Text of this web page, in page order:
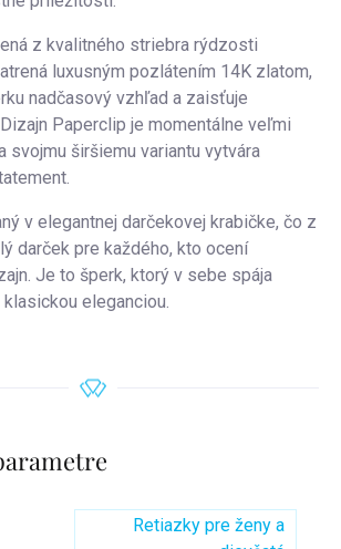
z kvalitného striebra rýdzosti
luxusným pozlátením 14K zlatom,
nadčasový vzhľad a zaisťuje
Paperclip je momentálne veľmi
svojmu širšiemu variantu vytvára
v elegantnej darčekovej krabičke, čo z
darček pre každého, kto ocení
Je to šperk, ktorý v sebe spája
eleganciou.
Retiazky pre ženy a